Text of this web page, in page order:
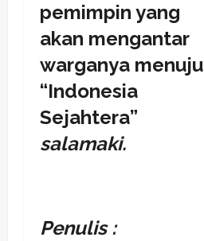
pemimpin yang
akan mengantar
warganya menuju
“Indonesia
Sejahtera”
salamaki.
Penulis :